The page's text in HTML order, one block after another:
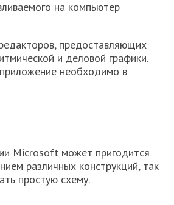
на компьютер
предоставляющих
и деловой графики.
необходимо в
Microsoft может пригодится
различных конструкций, так
простую схему.